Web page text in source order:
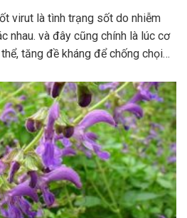
virut là tình trạng sốt do nhiễm
nhau. và đây cũng chính là lúc cơ
tăng đề kháng để chống chọi